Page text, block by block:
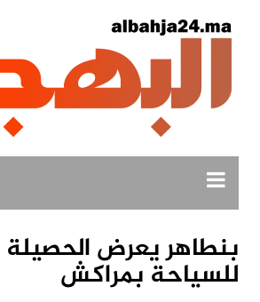
بنطاهر يعرض الحصيلة
للسياحة بمراكش